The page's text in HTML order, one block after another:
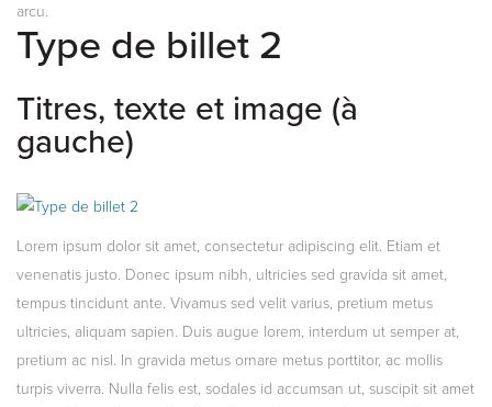
arcu.
Type de billet 2
Titres, texte et image (à
gauche)
Lorem ipsum dolor sit amet, consectetur adipiscing elit. Etiam et
venenatis justo. Donec ipsum nibh, ultricies sed gravida sit amet,
tempus tincidunt ante. Vivamus sed velit varius, pretium metus
ultricies, aliquam sapien. Duis augue lorem, interdum ut semper at,
pretium ac nisl. In gravida metus ornare metus porttitor, ac mollis
turpis viverra. Nulla felis est, sodales id accumsan ut, suscipit sit amet